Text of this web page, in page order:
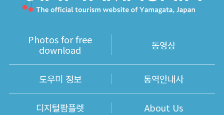
Photos for free
download
동영상
도우미 정보 통역안내사
디지털팜플렛 About Us